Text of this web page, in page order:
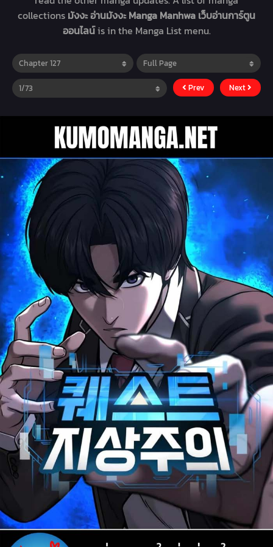
collections มังงะ อ่านมังงะ Manga Manhwa เว็บอ่านการ์ตูน
ออนไลน์is in the Manga List menu.
Prev Next